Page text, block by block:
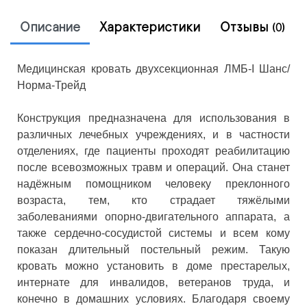
Описание Характеристики Отзывы (0)
Медицинская кровать двухсекционная ЛМБ-I Шанс/
Норма-Трейд
Конструкция предназначена для использования в
различных лечебных учреждениях, и в частности
отделениях, где пациенты проходят реабилитацию
после всевозможных травм и операций. Она станет
надёжным помощником человеку преклонного
возраста, тем, кто страдает тяжёлыми
заболеваниями опорно-двигательного аппарата, а
также сердечно-сосудистой системы и всем кому
показан длительный постельный режим. Такую
кровать можно установить в доме престарелых,
интернате для инвалидов, ветеранов труда, и
конечно в домашних условиях. Благодаря своему